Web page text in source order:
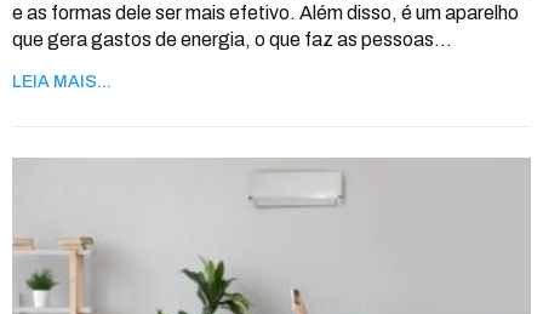
e as formas dele ser mais efetivo. Além disso, é um aparelho
que gera gastos de energia, o que faz as pessoas…
LEIA MAIS...